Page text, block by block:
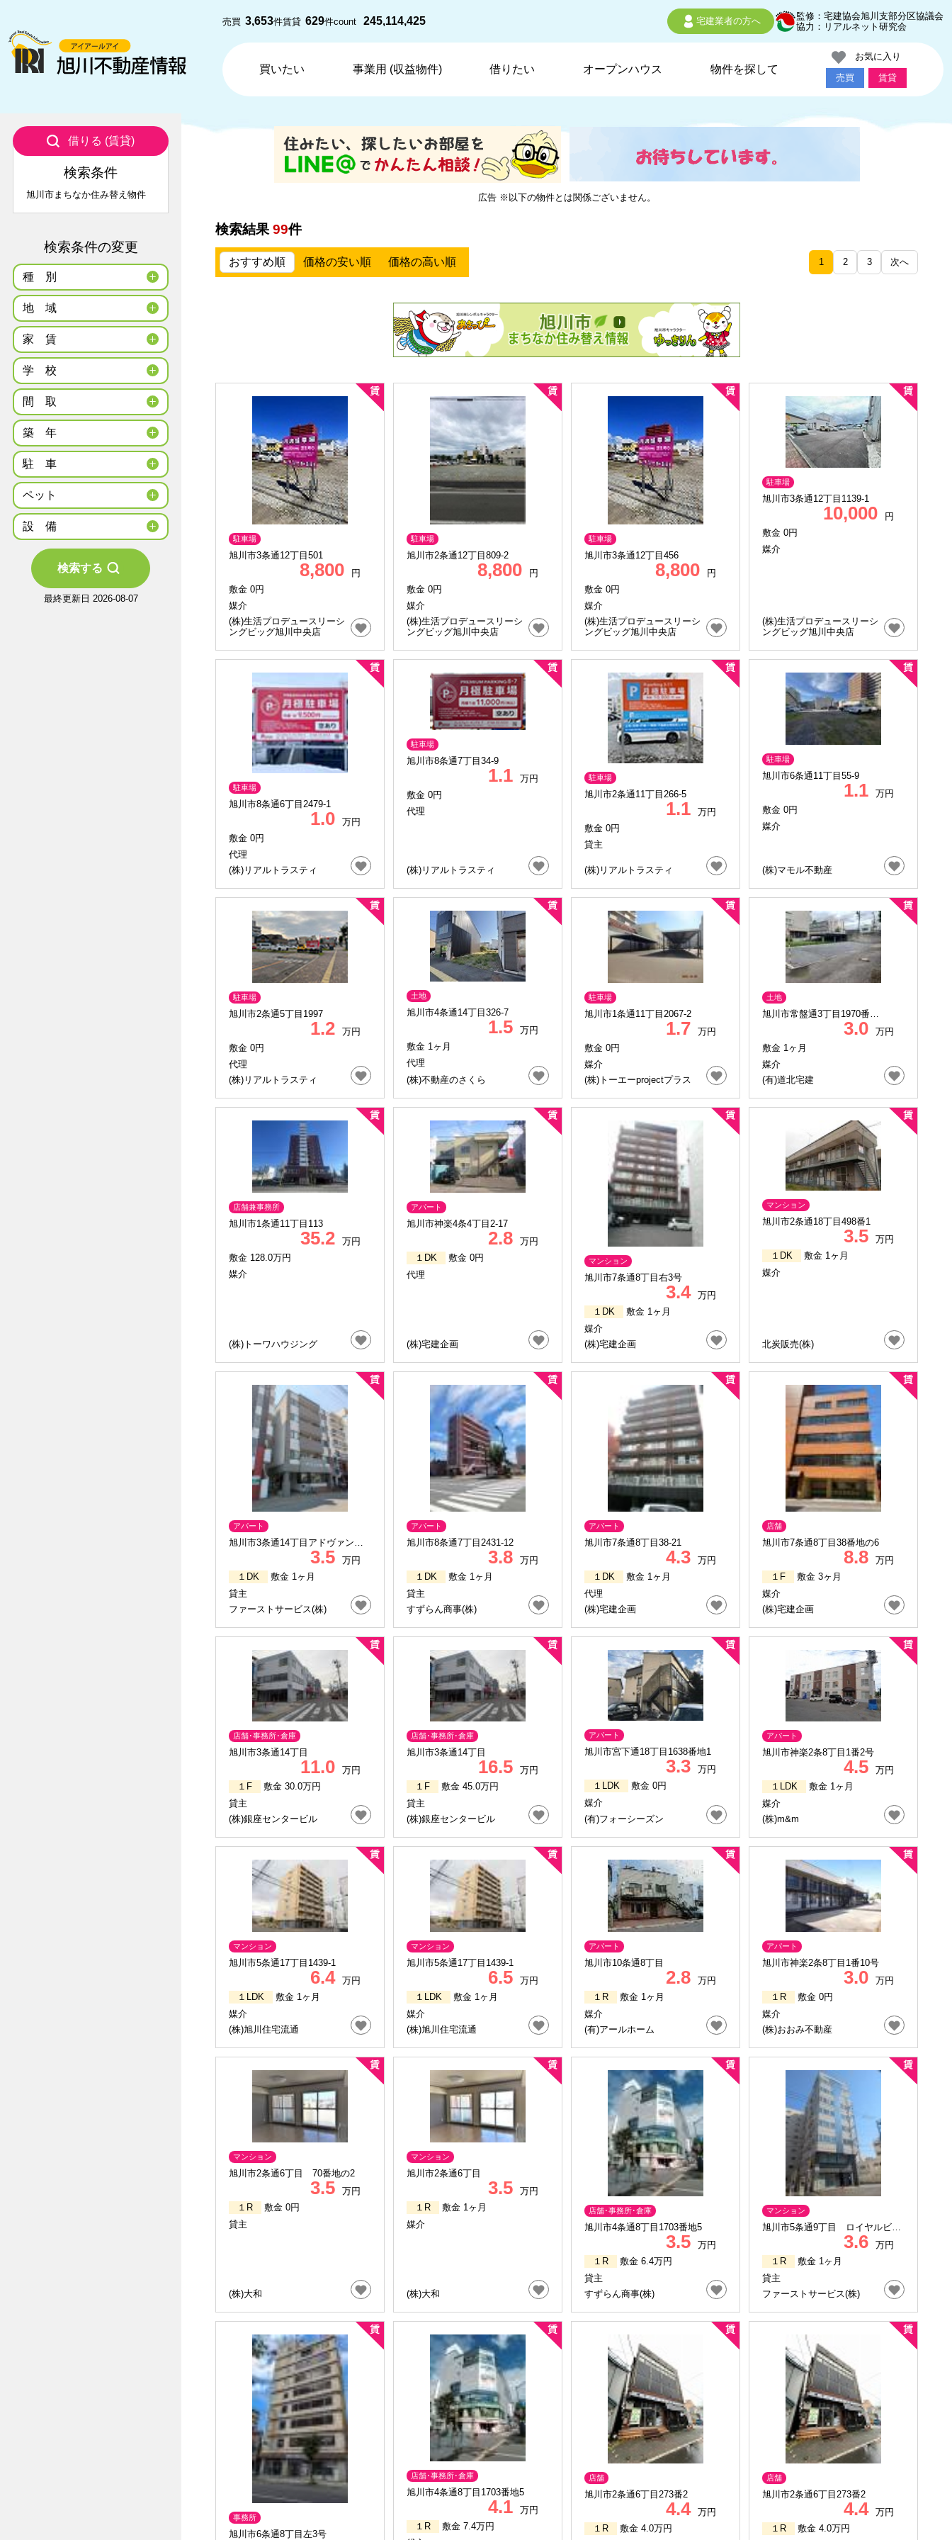
売買 3,653件賃貸 629件count 245,114,425 宅建業者の方へ
監修：宅建協会旭川支部分区協議会
協力：リアルネット研究会
買いたい 事業用 (収益物件) 借りたい オープンハウス 物件を探して
お気に入り
売買
賃貸
借りる (賃貸)
検索条件
旭川市まちなか住み替え物件
検索条件の変更
種 別
地 域
家 賃
学 校
間 取
築 年
駐 車
ペット
設 備
検索する
最終更新日 2026-08-07
広告 ※以下の物件とは関係ございません。
検索結果 99件
おすすめ順 価格の安い順 価格の高い順 1 2 3 次へ
駐車場
旭川市3条通12丁目501
8,800
円
敷金 0円
媒介
(株)生活プロデュースリーシ
ングビッグ旭川中央店
駐車場
旭川市2条通12丁目809-2
8,800
円
敷金 0円
媒介
(株)生活プロデュースリーシ
ングビッグ旭川中央店
駐車場
旭川市3条通12丁目456
8,800
円
敷金 0円
媒介
(株)生活プロデュースリーシ
ングビッグ旭川中央店
駐車場
旭川市3条通12丁目1139-1
10,000
円
敷金 0円
媒介
(株)生活プロデュースリーシ
ングビッグ旭川中央店
駐車場
旭川市8条通6丁目2479-1
1.0
万円
敷金 0円
代理
(株)リアルトラスティ
駐車場
旭川市8条通7丁目34-9
1.1
万円
敷金 0円
代理
(株)リアルトラスティ
駐車場
旭川市2条通11丁目266-5
1.1
万円
敷金 0円
貸主
(株)リアルトラスティ
駐車場
旭川市6条通11丁目55-9
1.1
万円
敷金 0円
媒介
(株)マモル不動産
駐車場
旭川市2条通5丁目1997
1.2
万円
敷金 0円
代理
(株)リアルトラスティ
土地
旭川市4条通14丁目326-7
1.5
万円
敷金 1ヶ月
代理
(株)不動産のさくら
駐車場
旭川市1条通11丁目2067-2
1.7
万円
敷金 0円
媒介
(株)トーエーprojectプラス
土地
旭川市常盤通3丁目1970番
3.0
万円
敷金 1ヶ月
媒介
(有)道北宅建
店舗兼事務所
旭川市1条通11丁目113
35.2
万円
敷金 128.0万円
媒介
(株)トーワハウジング
アパート
旭川市神楽4条4丁目2-17
2.8
万円
１DK
敷金 0円
代理
(株)宅建企画
マンション
旭川市7条通8丁目右3号
3.4 万円
１DK
敷金 1ヶ月
媒介
(株)宅建企画
マンション
旭川市2条通18丁目498番1
3.5
万円
１DK
敷金 1ヶ月
媒介
北炭販売(株)
アパート
旭川市3条通14丁目アドヴァンス
3.5
万円
１DK
敷金 1ヶ月
貸主
ファーストサービス(株)
アパート
旭川市8条通7丁目2431-12
3.8
万円
１DK
敷金 1ヶ月
貸主
すずらん商事(株)
アパート
旭川市7条通8丁目38-21
4.3
万円
１DK
敷金 1ヶ月
代理
(株)宅建企画
店舗
旭川市7条通8丁目38番地の6
8.8
万円
１F
敷金 3ヶ月
媒介
(株)宅建企画
店舗･事務所･倉庫
旭川市3条通14丁目
11.0
万円
１F
敷金 30.0万円
貸主
(株)銀座センタービル
店舗･事務所･倉庫
旭川市3条通14丁目
16.5
万円
１F
敷金 45.0万円
貸主
(株)銀座センタービル
アパート
旭川市宮下通18丁目1638番地1
3.3
万円
１LDK
敷金 0円
媒介
(有)フォーシーズン
アパート
旭川市神楽2条8丁目1番2号
4.5
万円
１LDK
敷金 1ヶ月
媒介
(株)m&m
マンション
旭川市5条通17丁目1439-1
6.4 万円
１LDK
敷金 1ヶ月
媒介
(株)旭川住宅流通
マンション
旭川市5条通17丁目1439-1
6.5
万円
１LDK
敷金 1ヶ月
媒介
(株)旭川住宅流通
アパート
旭川市10条通8丁目
2.8
万円
１R
敷金 1ヶ月
媒介
(有)アールホーム
アパート
旭川市神楽2条8丁目1番10号
3.0
万円
１R
敷金 0円
媒介
(株)おおみ不動産
マンション
旭川市2条通6丁目 70番地の2
3.5
万円
１R
敷金 0円
貸主
(株)大和
マンション
旭川市2条通6丁目
3.5
万円
１R
敷金 1ヶ月
媒介
(株)大和
店舗･事務所･倉庫
旭川市4条通8丁目1703番地5
3.5
万円
１R
敷金 6.4万円
貸主
すずらん商事(株)
マンション
旭川市5条通9丁目 ロイヤルビル
3.6
万円
１R
敷金 1ヶ月
貸主
ファーストサービス(株)
事務所
旭川市6条通8丁目左3号
店舗･事務所･倉庫
旭川市4条通8丁目1703番地5
4.1
万円
１R
敷金 7.4万円
店舗
旭川市2条通6丁目273番2
4.4 万円
１R
敷金 4.0万円
店舗
旭川市2条通6丁目273番2
4.4 万円
１R
敷金 4.0万円